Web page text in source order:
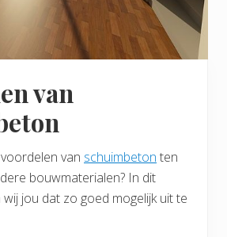
van
van schuimbeton ten
bouwmaterialen? In dit
jou dat zo goed mogelijk uit te